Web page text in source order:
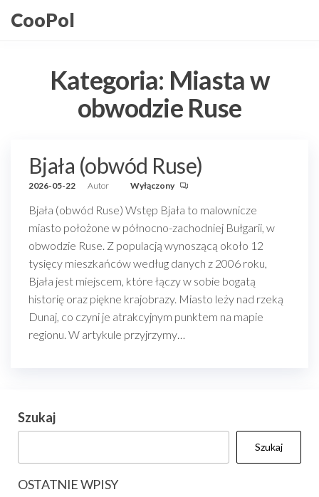
doCooPol
Kategoria: Miasta w
obwodzie Ruse
Bjała (obwód Ruse)
2026-05-22 Autor Wyłączony
Bjała (obwód Ruse) Wstęp Bjała to malownicze
miasto położone w północno-zachodniej Bułgarii, w
obwodzie Ruse. Z populacją wynoszącą około 12
tysięcy mieszkańców według danych z 2006 roku,
Bjała jest miejscem, które łączy w sobie bogatą
historię oraz piękne krajobrazy. Miasto leży nad rzeką
Dunaj, co czyni je atrakcyjnym punktem na mapie
regionu. W artykule przyjrzymy…
Szukaj
Szukaj
OSTATNIE WPISY